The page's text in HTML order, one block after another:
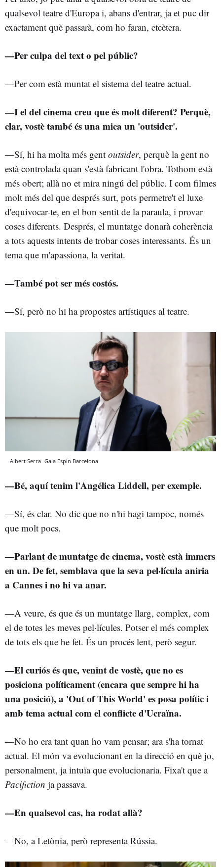
qualsevol teatre d'Europa i, abans d'entrar, ja et puc dir
exactament què passarà, com ho faran, etcètera.
—Per culpa del text o pel públic?
—Per com està muntat el sistema del teatre actual.
—I el del cinema creu que és molt diferent? Perquè,
clar, vostè també és una mica un 'outsider'.
—Sí, hi ha molta més gent outsider, perquè la gent no
està controlada quan s'està fabricant l'obra. Tothom està
més obert; allà no et mira ningú del públic. I com filmes
molt més del que després surt, pots permetre't el luxe
d'equivocar-te, en el bon sentit de la paraula, i provar
coses diferents. Després, el muntatge donarà coherència
a tots aquests intents de trobar coses interessants. És un
tema que m'apassiona, la veritat.
—També pot ser més costós.
—Sí, però no hi ha propostes artístiques al teatre.
Albert Serra Gala Espín Barcelona
—Bé, aquí tenim l'Angélica Liddell, per exemple.
—Sí, és clar. No dic que no n'hi hagi tampoc, només
que molt pocs.
—Parlant de muntatge de cinema, vostè està immers
en un. De fet, semblava que la seva pel·lícula aniria
a Cannes i no hi va anar.
—A veure, és que és un muntatge llarg, complex, com
el de totes les meves pel·lícules. Potser el més complex
de tots els que he fet. És un procés lent, però segur.
—El curiós és que, venint de vostè, que no es
posiciona políticament (encara que sempre hi ha
una posició), a 'Out of This World' es posa polític i
amb tema actual com el conflicte d'Ucraïna.
—No ho era tant quan ho vam pensar; ara s'ha tornat
actual. El món va evolucionant en la direcció en què jo,
personalment, ja intuïa que evolucionaria. Fixa't que a
Pacifiction ja passava.
—En qualsevol cas, ha rodat allà?
—No, a Letònia, però representa Rússia.